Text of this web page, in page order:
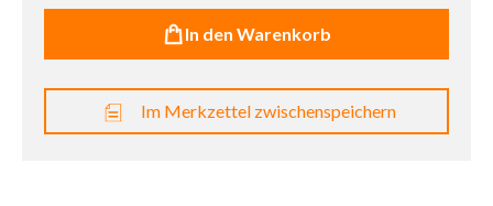
In den Warenkorb
Im Merkzettel zwischenspeichern